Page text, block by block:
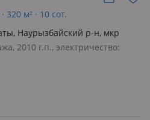
м² · 10 сот.
Наурызбайский р-н, мкр
3 15 — Кенбаева
2010 г.п., электричество: